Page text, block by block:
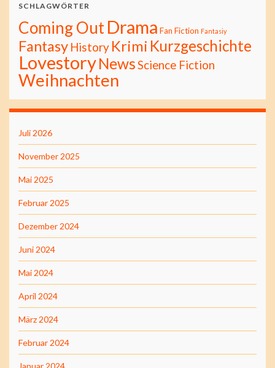
SCHLAGWÖRTER
Coming OutDrama Fan Fiction Fantasiy
Fantasy History Krimi Kurzgeschichte
LovestoryNewsScience Fiction
Weihnachten
Juli 2026
November 2025
Mai 2025
Februar 2025
Dezember 2024
Juni 2024
Mai 2024
April 2024
März 2024
Februar 2024
Januar 2024